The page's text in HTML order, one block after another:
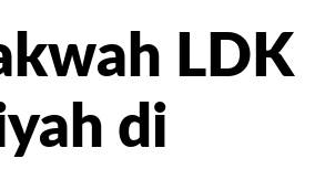
LDK
di